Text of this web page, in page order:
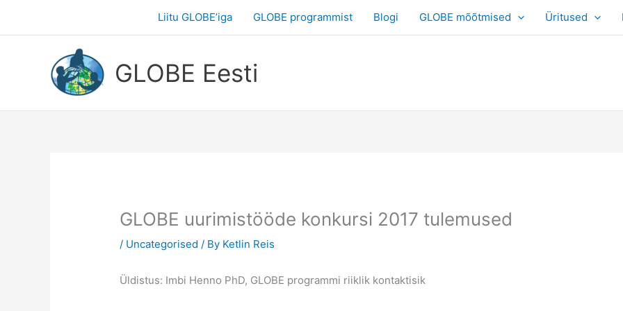
Liitu GLOBE’iga GLOBE programmist Blogi GLOBE mõõtmised Üritused
GLOBE Eesti
GLOBE uurimistööde konkursi 2017 tulemused
/ Uncategorised / By Ketlin Reis
Üldistus: Imbi Henno PhD, GLOBE programmi riiklik kontaktisik